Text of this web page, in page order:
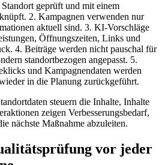
geprüft und mit einem
2. Kampagnen verwenden nur
aktuell sind. 3. KI-Vorschläge
Öffnungszeiten, Links und
4. Beiträge werden nicht pauschal für
standortbezogen angepasst. 5.
und Kampagnendaten werden
in die Planung zurückgeführt.
steuern die Inhalte, Inhalte
zeigen Verbesserungsbedarf,
nächste Maßnahme abzuleiten.
vor jeder